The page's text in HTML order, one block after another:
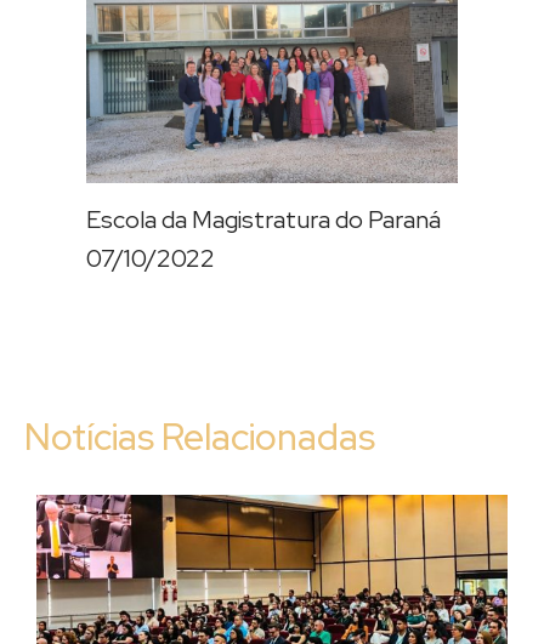
Escola da Magistratura do Paraná
07/10/2022
Notícias Relacionadas